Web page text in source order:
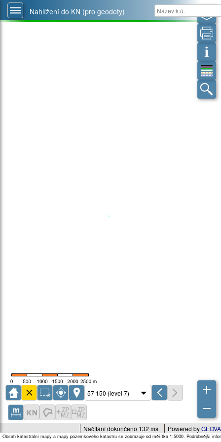
Nahlížení do KN (pro geodety)
Powered by
Načítání dokončeno 132 ms
Obsah katastrální mapy a mapy pozemkového katastru se zobrazuje od měřítka 1:5000. Podrobnější